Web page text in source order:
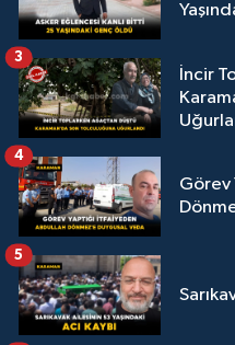
İncir
3
Görev
4
5